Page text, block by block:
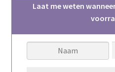
Laat me weten